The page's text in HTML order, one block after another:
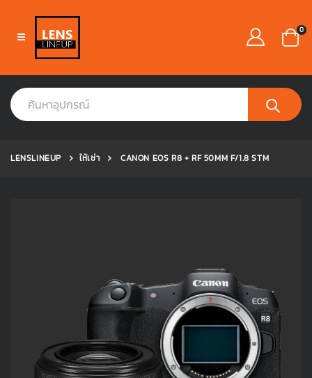
0
LENSLINEUP ให้เช่า CANON EOS R8 + RF 50MM F/1.8 STM